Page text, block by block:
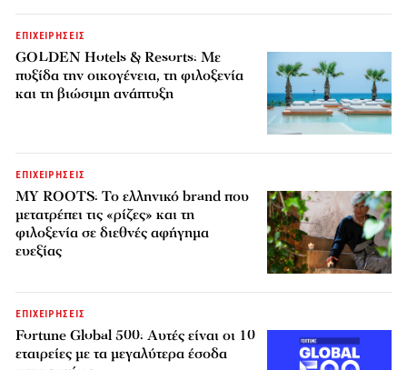
ΕΠΙΧΕΙΡΗΣΕΙΣ
GOLDEN Hotels & Resorts: Με
πυξίδα την οικογένεια, τη φιλοξενία
και τη βιώσιμη ανάπτυξη
ΕΠΙΧΕΙΡΗΣΕΙΣ
MY ROOTS: Το ελληνικό brand που
μετατρέπει τις «ρίζες» και τη
φιλοξενία σε διεθνές αφήγημα
ευεξίας
ΕΠΙΧΕΙΡΗΣΕΙΣ
Fortune Global 500: Αυτές είναι οι 10
εταιρείες με τα μεγαλύτερα έσοδα